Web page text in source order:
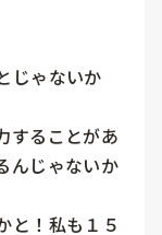
じゃないか
することがあ
んじゃないか
と！私も１５